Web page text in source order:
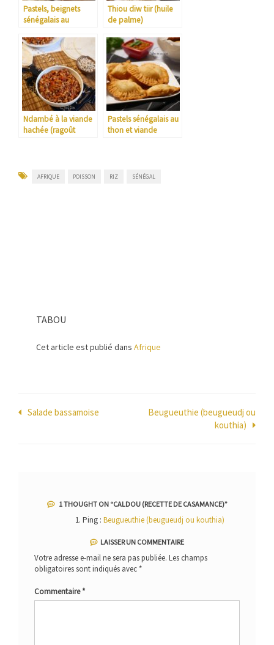
Pastels, beignets
sénégalais au
Thiou diw tiir (huile
de palme)
Ndambé à la viande
hachée (ragoût
Pastels sénégalais au
thon et viande
AFRIQUE POISSON RIZ SÉNÉGAL
TABOU
Cet article est publié dans Afrique
Navigation
Salade bassamoise
Beugueuthie (beugueudj ou
kouthia)
1 THOUGHT ON “CALDOU (RECETTE DE CASAMANCE)”
Ping : Beugueuthie (beugueudj ou kouthia)
LAISSER UN COMMENTAIRE
Votre adresse e-mail ne sera pas publiée. Les champs
obligatoires sont indiqués avec *
Commentaire*